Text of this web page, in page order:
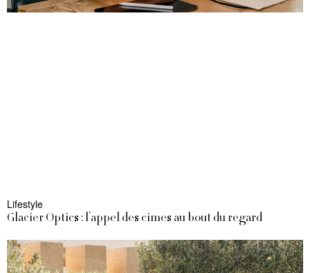
Lifestyle
Glacier Optics : l’appel des cimes au bout du regard